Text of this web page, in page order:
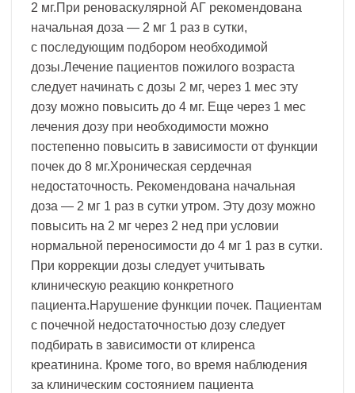
2 мг.При реноваскулярной АГ рекомендована
начальная доза — 2 мг 1 раз в сутки,
с последующим подбором необходимой
дозы.Лечение пациентов пожилого возраста
следует начинать с дозы 2 мг, через 1 мес эту
дозу можно повысить до 4 мг. Еще через 1 мес
лечения дозу при необходимости можно
постепенно повысить в зависимости от функции
почек до 8 мг.Хроническая сердечная
недостаточность. Рекомендована начальная
доза — 2 мг 1 раз в сутки утром. Эту дозу можно
повысить на 2 мг через 2 нед при условии
нормальной переносимости до 4 мг 1 раз в сутки.
При коррекции дозы следует учитывать
клиническую реакцию конкретного
пациента.Нарушение функции почек. Пациентам
с почечной недостаточностью дозу следует
подбирать в зависимости от клиренса
креатинина. Кроме того, во время наблюдения
за клиническим состоянием пациента